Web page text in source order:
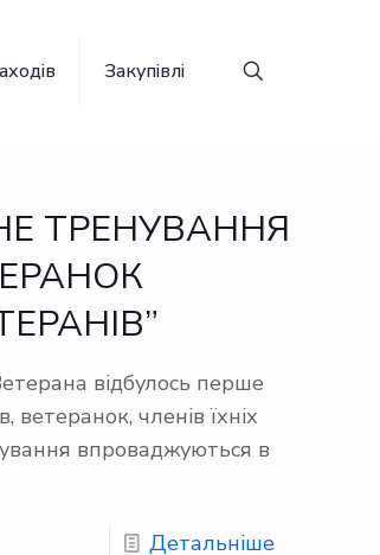
Закупівлі
ТРЕНУВАННЯ
відбулось перше
членів їхніх
впроваджуються в
Детальніше